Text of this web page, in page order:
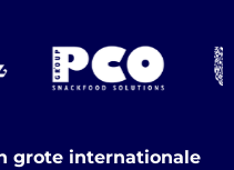
grote internationale